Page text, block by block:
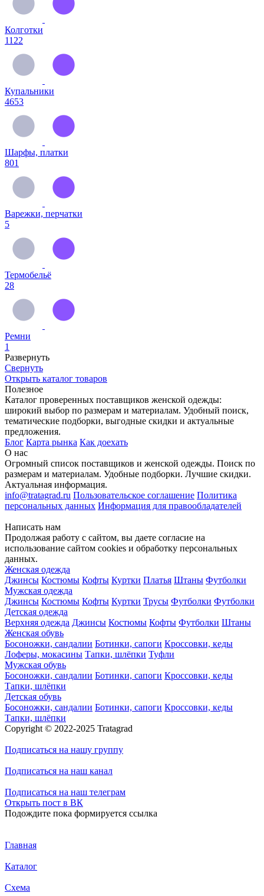
Колготки
1122
Купальники
4653
Шарфы, платки
801
Варежки, перчатки
5
Термобельё
28
Ремни
1
Развернуть
Свернуть
Открыть каталог товаров
Полезное
Каталог проверенных поставщиков женской одежды:
широкий выбор по размерам и материалам. Удобный поиск,
тематические подборки, выгодные скидки и актуальные
предложения.
Блог Карта рынка Как доехать
О нас
Огромный список поставщиков и женской одежды. Поиск по
размерам и материалам. Удобные подборки. Лучшие скидки.
Актуальная информация.
info@tratagrad.ru Пользовательское соглашение Политика
персональных данных Информация для правообладателей
Написать нам
Продолжая работу с сайтом, вы даете согласие на
использование сайтом cookies и обработку персональных
данных.
Женская одежда
Джинсы Костюмы Кофты Куртки Платья Штаны Футболки
Мужская одежда
Джинсы Костюмы Кофты Куртки Трусы Футболки Футболки
Детская одежда
Верхняя одежда Джинсы Костюмы Кофты Футболки Штаны
Женская обувь
Босоножки, сандалии Ботинки, сапоги Кроссовки, кеды
Лоферы, мокасины Тапки, шлёпки Туфли
Мужская обувь
Босоножки, сандалии Ботинки, сапоги Кроссовки, кеды
Тапки, шлёпки
Детская обувь
Босоножки, сандалии Ботинки, сапоги Кроссовки, кеды
Тапки, шлёпки
Copyright © 2022-2025 Tratagrad
Подписаться на нашу группу
Подписаться на наш канал
Подписаться на наш телеграм
Открыть пост в ВК
Подождите пока формируется ссылка
Главная
Каталог
Схема